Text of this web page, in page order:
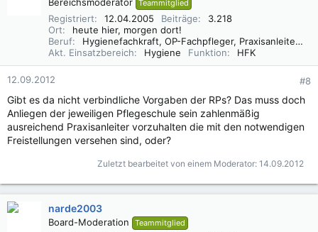
Teammitglied
Registriert 12.04.2005 Beiträge
3.218
Ort
heute hier, morgen dort!
Beruf
Hygienefachkraft, OP-Fachpfleger, Praxisanleiter (DBfK),
Akt. Einsatzbereich
Hygiene Funktion HFK
12.09.2012 #8
Gibt es da nicht verbindliche Vorgaben der RPs? Das muss doch
Anliegen der jeweiligen Pflegeschule sein zahlenmäßig
ausreichend Praxisanleiter vorzuhalten die mit den notwendigen
Freistellungen versehen sind, oder?
Zuletzt bearbeitet von einem Moderator: 14.09.2012
narde2003
Board-Moderation Teammitglied